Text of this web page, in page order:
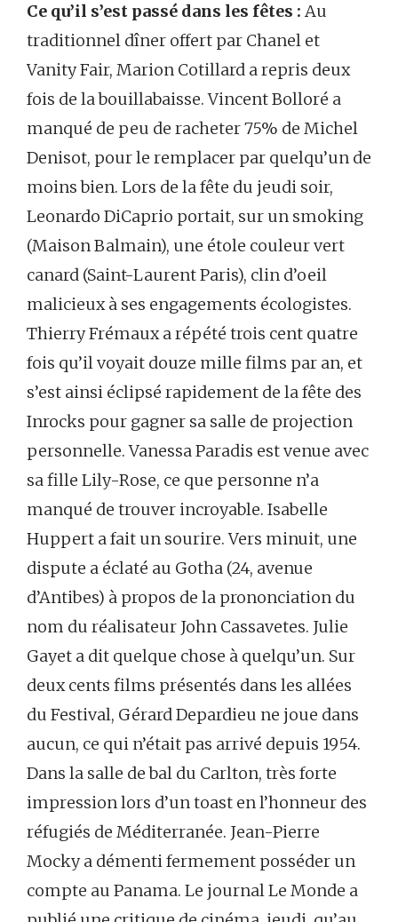
Ce qu’il s’est passé dans les fêtes : Au
traditionnel dîner offert par Chanel et
Vanity Fair, Marion Cotillard a repris deux
fois de la bouillabaisse. Vincent Bolloré a
manqué de peu de racheter 75% de Michel
Denisot, pour le remplacer par quelqu’un de
moins bien. Lors de la fête du jeudi soir,
Leonardo DiCaprio portait, sur un smoking
(Maison Balmain), une étole couleur vert
canard (Saint-Laurent Paris), clin d’oeil
malicieux à ses engagements écologistes.
Thierry Frémaux a répété trois cent quatre
fois qu’il voyait douze mille films par an, et
s’est ainsi éclipsé rapidement de la fête des
Inrocks pour gagner sa salle de projection
personnelle. Vanessa Paradis est venue avec
sa fille Lily-Rose, ce que personne n’a
manqué de trouver incroyable. Isabelle
Huppert a fait un sourire. Vers minuit, une
dispute a éclaté au Gotha (24, avenue
d’Antibes) à propos de la prononciation du
nom du réalisateur John Cassavetes. Julie
Gayet a dit quelque chose à quelqu’un. Sur
deux cents films présentés dans les allées
du Festival, Gérard Depardieu ne joue dans
aucun, ce qui n’était pas arrivé depuis 1954.
Dans la salle de bal du Carlton, très forte
impression lors d’un toast en l’honneur des
réfugiés de Méditerranée. Jean-Pierre
Mocky a démenti fermement posséder un
compte au Panama. Le journal Le Monde a